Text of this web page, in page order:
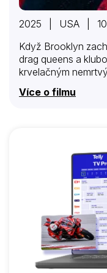
2025 | USA |
Když Brooklyn
drag queens a
krvelačným
Více o filmu